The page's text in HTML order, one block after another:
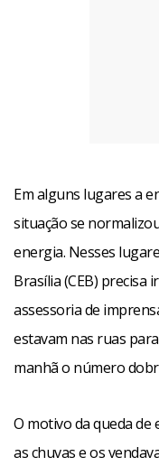
Em alguns lugares a
situação se
energia. Nesses
Brasília (CEB) precisa
assessoria de
estavam nas ruas
manhã o número
O motivo da queda de
as chuvas e os